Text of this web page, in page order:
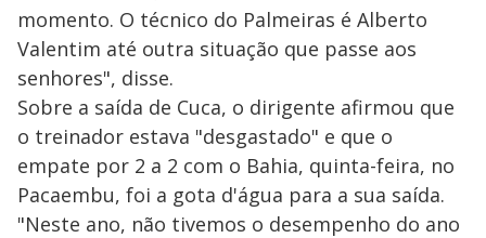
momento. O técnico do Palmeiras é Alberto
Valentim até outra situação que passe aos
senhores", disse.
Sobre a saída de Cuca, o dirigente afirmou que
o treinador estava "desgastado" e que o
empate por 2 a 2 com o Bahia, quinta-feira, no
Pacaembu, foi a gota d'água para a sua saída.
"Neste ano, não tivemos o desempenho do ano